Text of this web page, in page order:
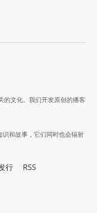
的文化。我们开发原创的播客
和故事，它们同时也会辐射
行 RSS